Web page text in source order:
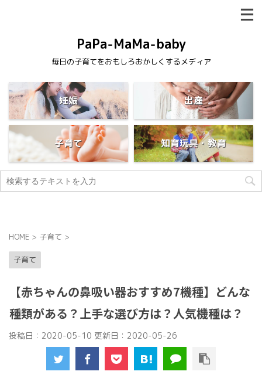
PaPa-MaMa-baby
毎日の子育てをおもしろおかしくするメディア
妊娠 出産
子育て 知育玩具・教育
HOME > 子育て >
子育て
【赤ちゃんの鼻吸い器おすすめ7機種】どんな
種類がある？上手な選び方は？人気機種は？
投稿日：2020-05-10 更新日： 2020-05-26